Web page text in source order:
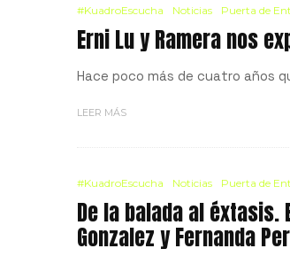
#KuadroEscucha Noticias Puerta de
Erni Lu y Ramera nos
Hace poco más de cuatro años
LEER MÁS
#KuadroEscucha Noticias Puerta de
De la balada al éxtasis.
Gonzalez y Fernanda